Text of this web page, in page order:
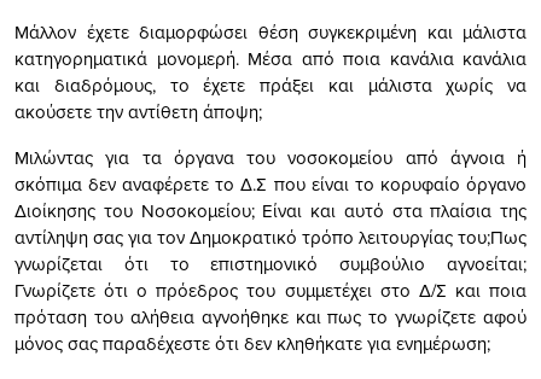
Μάλλον έχετε διαμορφώσει θέση συγκεκριμένη και μάλιστα
κατηγορηματικά μονομερή. Μέσα από ποια κανάλια κανάλια
και διαδρόμους, το έχετε πράξει και μάλιστα χωρίς να
ακούσετε την αντίθετη άποψη;
Μιλώντας για τα όργανα του νοσοκομείου από άγνοια ή
σκόπιμα δεν αναφέρετε το Δ.Σ που είναι το κορυφαίο όργανο
Διοίκησης του Νοσοκομείου; Είναι και αυτό στα πλαίσια της
αντίληψη σας για τον Δημοκρατικό τρόπο λειτουργίας του;Πως
γνωρίζεται ότι το επιστημονικό συμβούλιο αγνοείται;
Γνωρίζετε ότι ο πρόεδρος του συμμετέχει στο Δ/Σ και ποια
πρόταση του αλήθεια αγνοήθηκε και πως το γνωρίζετε αφού
μόνος σας παραδέχεστε ότι δεν κληθήκατε για ενημέρωση;